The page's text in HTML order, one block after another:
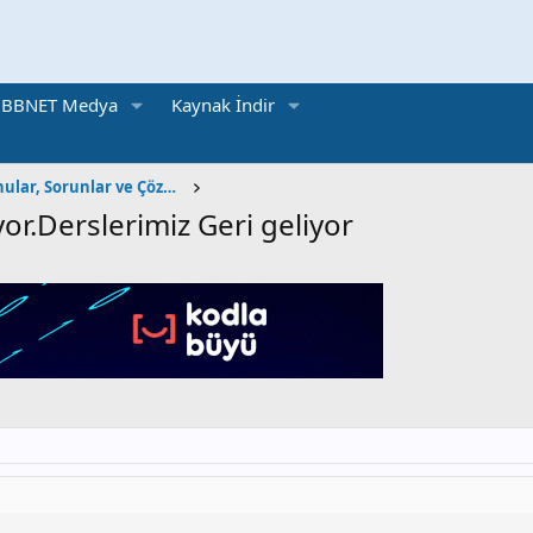
BBNET Medya Kaynak İndir
BT Sınıfı | Teknik Konular, Sorunlar ve Çözümler
Geri geliyor